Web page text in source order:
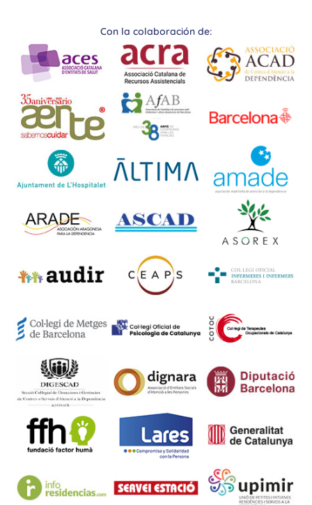
Con la colaboración de: